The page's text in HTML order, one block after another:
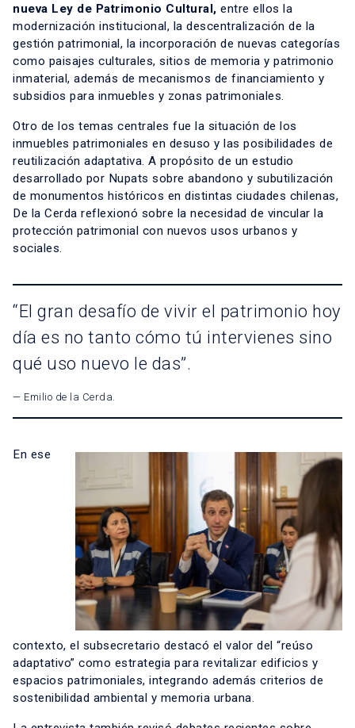
nueva Ley de Patrimonio Cultural, entre ellos la
modernización institucional, la descentralización de la
gestión patrimonial, la incorporación de nuevas categorías
como paisajes culturales, sitios de memoria y patrimonio
inmaterial, además de mecanismos de financiamiento y
subsidios para inmuebles y zonas patrimoniales.
Otro de los temas centrales fue la situación de los
inmuebles patrimoniales en desuso y las posibilidades de
reutilización adaptativa. A propósito de un estudio
desarrollado por Nupats sobre abandono y subutilización
de monumentos históricos en distintas ciudades chilenas,
De la Cerda reflexionó sobre la necesidad de vincular la
protección patrimonial con nuevos usos urbanos y
sociales.
“El gran desafío de vivir el patrimonio hoy
día es no tanto cómo tú intervienes sino
qué uso nuevo le das”.
— Emilio de la Cerda.
En ese
contexto, el subsecretario destacó el valor del “reúso
adaptativo” como estrategia para revitalizar edificios y
espacios patrimoniales, integrando además criterios de
sostenibilidad ambiental y memoria urbana.